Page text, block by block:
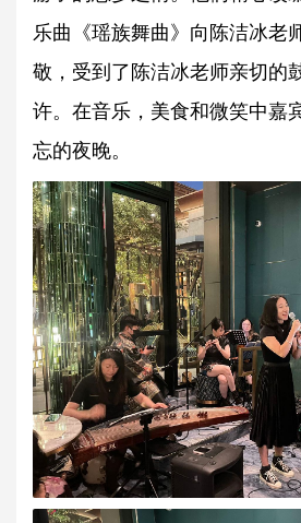
乐曲《瑶族舞曲》向陈洁冰老
敬，受到了陈洁冰老师亲切的
许。在音乐，美食和微笑中嘉
忘的夜晚。